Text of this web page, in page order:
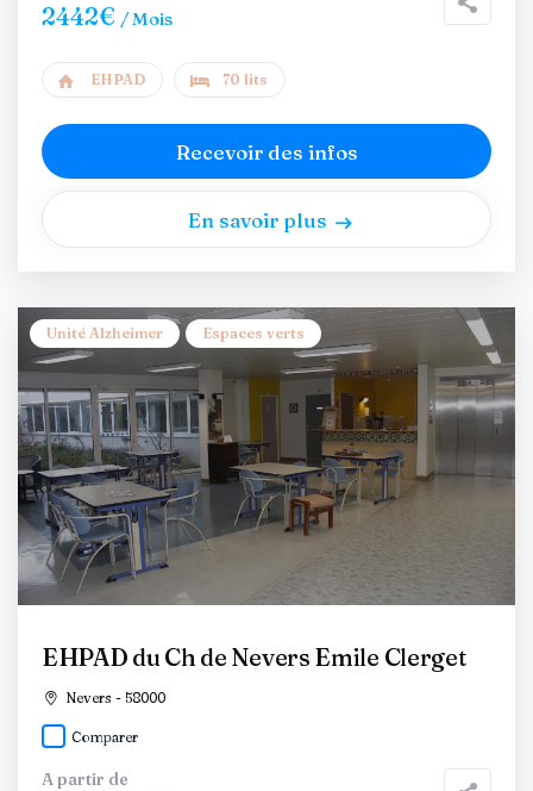
2442€ / Mois
EHPAD 70 lits
Recevoir des infos
En savoir plus
Unité Alzheimer Espaces verts
EHPAD du Ch de Nevers Emile Clerget
Nevers - 58000
Comparer
A partir de